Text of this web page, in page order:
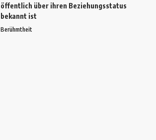
öffentlich über ihren Beziehungsstatus
bekannt ist
Berühmtheit